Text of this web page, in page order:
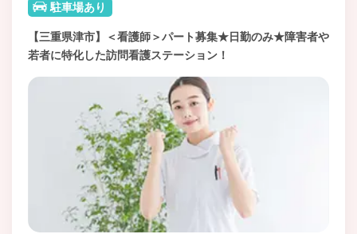
駐車場あり
【三重県津市】＜看護師＞パート募集★日勤のみ★障害者や
若者に特化した訪問看護ステーション！